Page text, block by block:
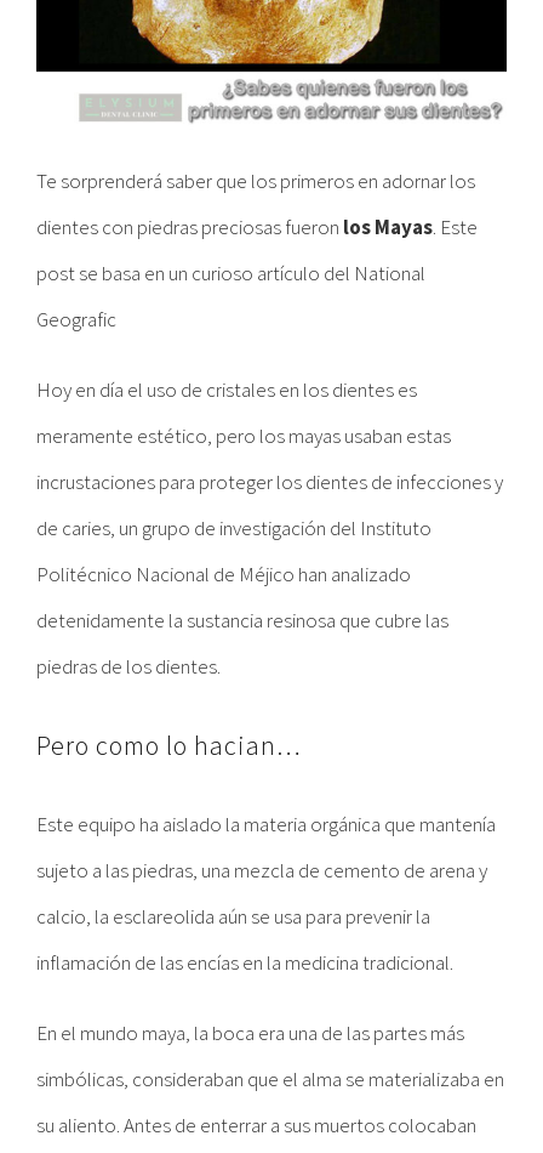
Te sorprenderá saber que los primeros en adornar los
dientes con piedras preciosas fueron los Mayas. Este
post se basa en un curioso artículo del National
Geografic
Hoy en día el uso de cristales en los dientes es
meramente estético, pero los mayas usaban estas
incrustaciones para proteger los dientes de infecciones y
de caries, un grupo de investigación del Instituto
Politécnico Nacional de Méjico han analizado
detenidamente la sustancia resinosa que cubre las
piedras de los dientes.
Pero como lo hacian…
Este equipo ha aislado la materia orgánica que mantenía
sujeto a las piedras, una mezcla de cemento de arena y
calcio, la esclareolida aún se usa para prevenir la
inflamación de las encías en la medicina tradicional.
En el mundo maya, la boca era una de las partes más
simbólicas, consideraban que el alma se materializaba en
su aliento. Antes de enterrar a sus muertos colocaban